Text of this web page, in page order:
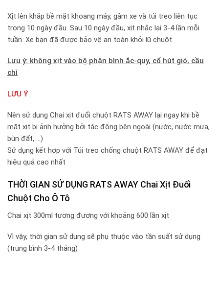
Xịt lên khắp bề mặt khoang máy, gầm xe và túi treo liên tục
trong 10 ngày đầu. Sau 10 ngày đầu, xịt nhắc lại 3-4 lần mỗi
tuần. Xe bạn đã được bảo vệ an toàn khỏi lũ chuột
Lưu ý: không xịt vào bộ phận bình ắc-quy, cổ hút gió, cầu
chì
LƯU Ý
Nên sử dụng Chai xịt đuổi chuột RATS AWAY lại ngay khi bề
mặt xịt bị ảnh hưởng bởi tác động bên ngoài (nước, nước mưa,
bùn đất, …)
Sử dụng kết hợp với Túi treo chống chuột RATS AWAY để đạt
hiệu quả cao nhất
THỜI GIAN SỬ DỤNG RATS AWAY Chai Xịt Đuổi
Chuột Cho Ô Tô
Chai xịt 300ml tương đương với khoảng 600 lần xịt
Vì vậy, thời gian sử dụng sẽ phụ thuộc vào tần suất sử dụng
(trung bình 3-4 tháng)